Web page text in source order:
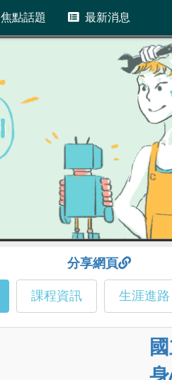
焦點話題 最新消息
分享網頁
課程資訊 生涯進路